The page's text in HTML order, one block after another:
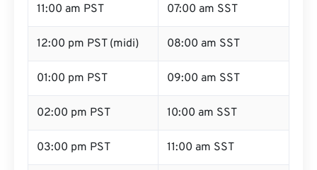
11:00 am PST 07:00 am SST
12:00 pm PST (midi) 08:00 am SST
01:00 pm PST 09:00 am SST
02:00 pm PST 10:00 am SST
03:00 pm PST 11:00 am SST